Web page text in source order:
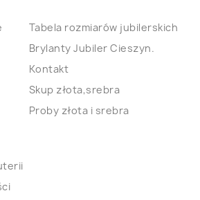
Tabela rozmiarów jubilerskich
Brylanty Jubiler Cieszyn.
Kontakt
Skup złota,srebra
Proby złota i srebra